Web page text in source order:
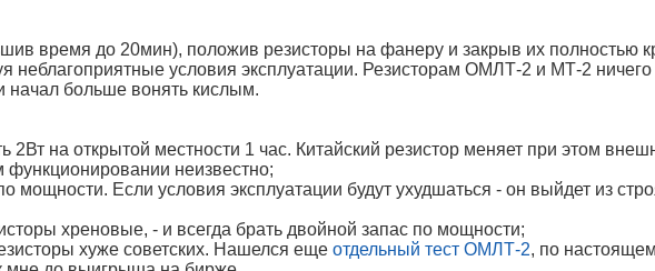
время до 20мин), положив резисторы на фанеру и закрыв их полностью
неблагоприятные условия эксплуатации. Резисторам ОМЛТ-2 и МТ-2 ничего
начал больше вонять кислым.
на открытой местности 1 час. Китайский резистор меняет при этом
функционировании неизвестно;
мощности. Если условия эксплуатации будут ухудшаться - он выйдет из
хреновые, - и всегда брать двойной запас по мощности;
хуже советских. Нашелся еще отдельный тест ОМЛТ-2, по